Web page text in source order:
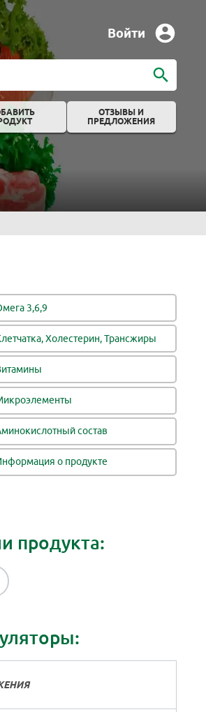
Войти
ОТЗЫВЫ И
ПРЕДЛОЖЕНИЯ
3,6,9
Холестерин, Трансжиры
состав
о продукте
продукта: